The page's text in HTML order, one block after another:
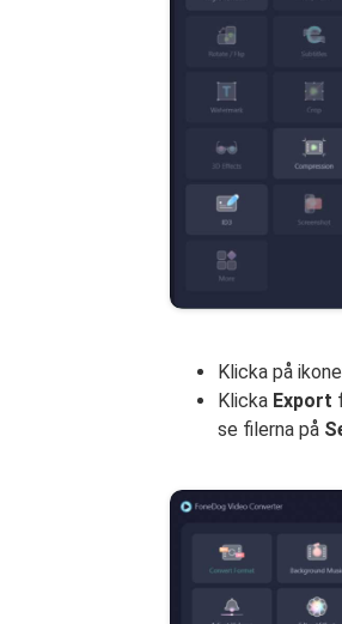
Klicka på
Klicka Export
se filerna på